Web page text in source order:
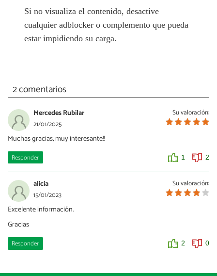
Si no visualiza el contenido, desactive
cualquier adblocker o complemento que pueda
estar impidiendo su carga.
2 comentarios
Su valoración:
Mercedes Rubilar
21/01/2025
Muchas gracias, muy interesante!!
Responder 1 2
Su valoración:
alicia
15/01/2023
Excelente información.
Gracias
Responder 2 0